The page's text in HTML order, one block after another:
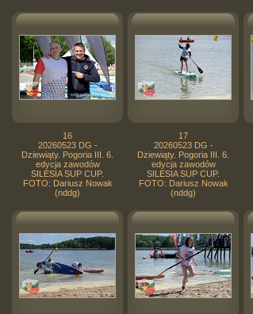
16
20260523 DG -
Dziewiąty. Pogoria III. 6.
edycja zawodów
SILESIA SUP CUP.
FOTO: Dariusz Nowak
(nddg)
17
20260523 DG -
Dziewiąty. Pogoria III. 6.
edycja zawodów
SILESIA SUP CUP.
FOTO: Dariusz Nowak
(nddg)